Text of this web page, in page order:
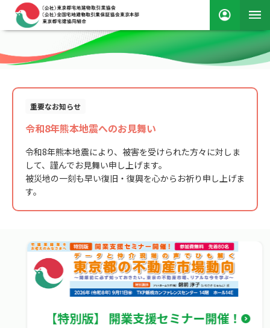
重要なお知らせ
令和8年熊本地震へのお見舞い
令和8年熊本地震により、被害を受けられた方々に対しま
して、謹んでお見舞い申し上げます。
被災地の一刻も早い復旧・復興を心からお祈り申し上げま
す。
【特別版】 開業支援セミナー開催！